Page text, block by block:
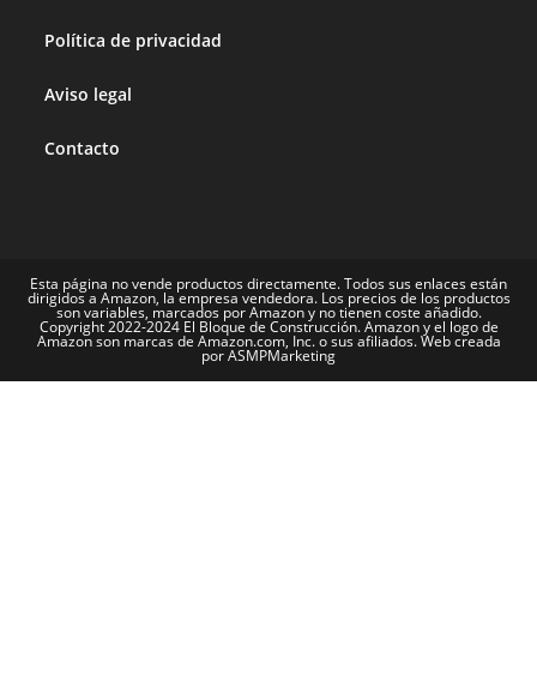
Política de privacidad
Aviso legal
Contacto
Esta página no vende productos directamente. Todos sus enlaces están
dirigidos a Amazon, la empresa vendedora. Los precios de los productos
son variables, marcados por Amazon y no tienen coste añadido.
Copyright 2022-2024 El Bloque de Construcción. Amazon y el logo de
Amazon son marcas de Amazon.com, Inc. o sus afiliados. Web creada
por ASMPMarketing